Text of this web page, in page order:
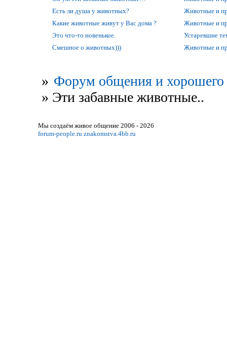
Есть ли душа у животных?
Животные и
Какие животные живут у Вас дома ?
Животные и
Это что-то новенькое.
Устаревшие
Смешное о животных)))
Животные и
» Форум общения и хорошего
» Эти забавные животные..
Мы создаём живое общение 2006 - 2026
forum-people.ru znakomstva.4bb.ru